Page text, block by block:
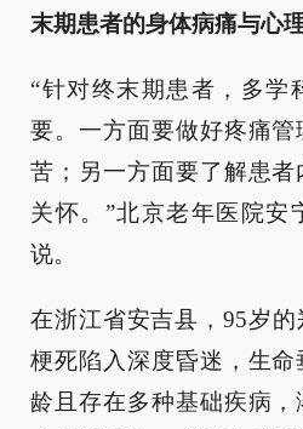
末期患者的身体病痛与心
“针对终末期患者，多学
要。一方面要做好疼痛
苦；另一方面要了解患
关怀。”北京老年医院安
说。
在浙江省安吉县，95岁
梗死陷入深度昏迷，生
龄且存在多种基础疾病